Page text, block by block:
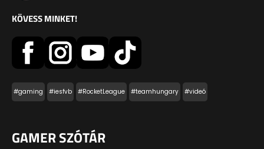
KÖVESS MINKET!
#gaming #iesfvb #RocketLeague #teamhungary #videó
GAMER SZÓTÁR